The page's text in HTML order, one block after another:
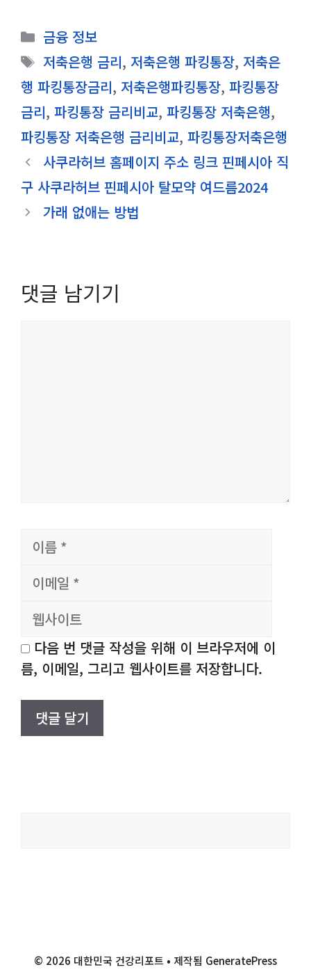
카
테
고
리
금융 정보
태
그
저축은행 금리, 저축은행 파킹통장, 저축은
행 파킹통장금리, 저축은행파킹통장, 파킹통장
금리, 파킹통장 금리비교, 파킹통장 저축은행,
파킹통장 저축은행 금리비교, 파킹통장저축은행
사쿠라허브 홈페이지 주소 링크 핀페시아 직
구 사쿠라허브 핀페시아 탈모약 여드름2024
가래 없애는 방법
댓글 남기기
트
다음 번 댓글 작성을 위해 이 브라우저에 이
름, 이메일, 그리고 웹사이트를 저장합니다.
© 2026 대한민국 건강리포트 • 제작됨 GeneratePress